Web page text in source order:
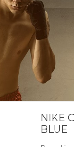
NIKE
BLUE